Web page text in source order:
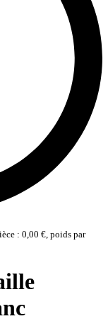
: 0,00 €, poids par